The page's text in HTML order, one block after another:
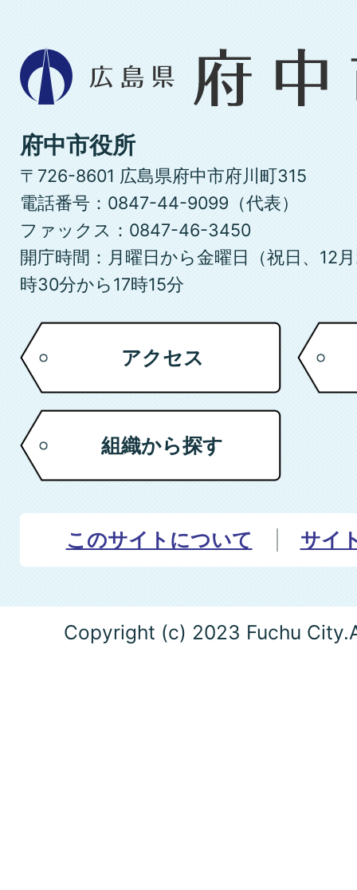
広
島
県
府
中
市
府中市役所
〒726-8601 広島県府中市府川町315
電話番号：0847-44-9099（代表）
ファックス：0847-46-3450
開庁時間：月曜日から金曜日（祝日、12
時30分から17時15分
アクセス
組織から探す
このサイトについて サイ
Copyright (c) 2023 Fuchu